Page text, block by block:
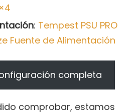
: Tempest PSU PRO
Fuente de Alimentación
completa
comprobar, estamos